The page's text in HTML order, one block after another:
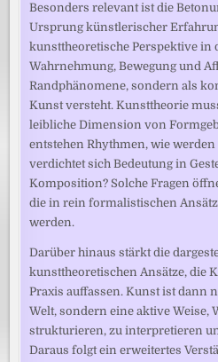
Besonders relevant ist die
Ursprung künstlerischer
kunsttheoretische Perspektive in
Wahrnehmung, Bewegung und
Randphänomene, sondern als
Kunst versteht. Kunsttheorie
leibliche Dimension von
entstehen Rhythmen, wie
verdichtet sich Bedeutung in
Komposition? Solche Fragen
die in rein formalistischen
werden.
Darüber hinaus stärkt die
kunsttheoretischen Ansätze, die
Praxis auffassen. Kunst ist dann
Welt, sondern eine aktive Weise,
strukturieren, zu interpretieren
Daraus folgt ein erweitertes